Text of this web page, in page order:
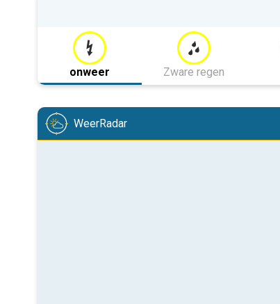
onweer Zware regen
WeerRadar